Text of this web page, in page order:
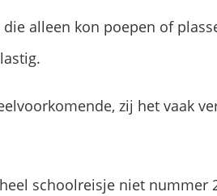
alleen kon poepen of
zij het vaak
schoolreisje niet nummer